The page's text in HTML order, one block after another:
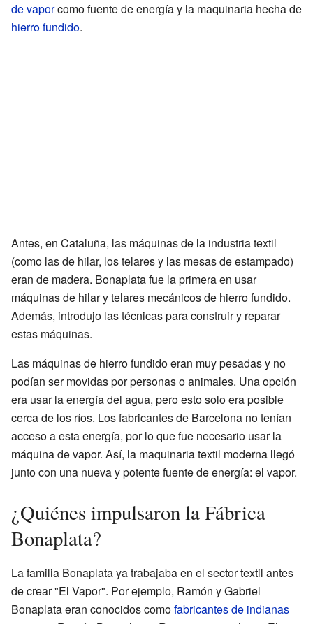
de vaporcomo fuente de energía y la maquinaria hecha de
hierro fundido.
Antes, en Cataluña, las máquinas de la industria textil
(como las de hilar, los telares y las mesas de estampado)
eran de madera. Bonaplata fue la primera en usar
máquinas de hilar y telares mecánicos de hierro fundido.
Además, introdujo las técnicas para construir y reparar
estas máquinas.
Las máquinas de hierro fundido eran muy pesadas y no
podían ser movidas por personas o animales. Una opción
era usar la energía del agua, pero esto solo era posible
cerca de los ríos. Los fabricantes de Barcelona no tenían
acceso a esta energía, por lo que fue necesario usar la
máquina de vapor. Así, la maquinaria textil moderna llegó
junto con una nueva y potente fuente de energía: el vapor.
¿Quiénes impulsaron la Fábrica
Bonaplata?
La familia Bonaplata ya trabajaba en el sector textil antes
de crear "El Vapor". Por ejemplo, Ramón y Gabriel
Bonaplata eran conocidos comofabricantes de indianas